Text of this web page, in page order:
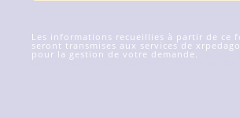
Les informations recueillies à partir de ce
seront transmises aux services de
pour la gestion de votre demande. En
la gestion de vos données et de vos droits